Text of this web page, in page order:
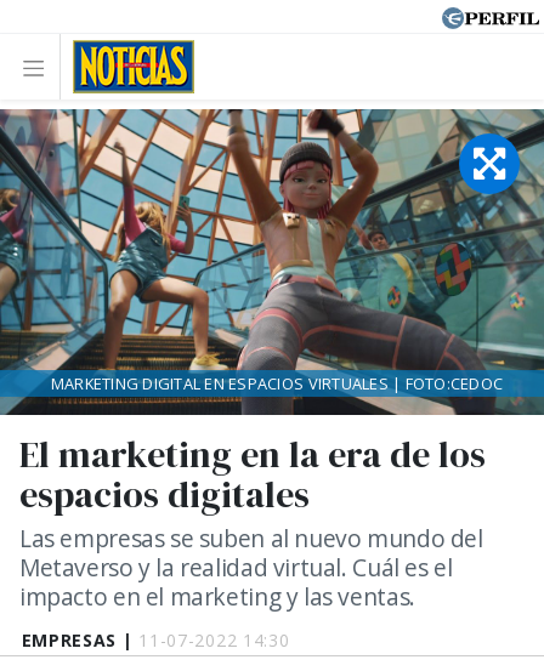
EMPRESAS | 11-07-2022 14:30
El marketing en la era de los
espacios digitales
Las empresas se suben al nuevo mundo del
Metaverso y la realidad virtual. Cuál es el
impacto en el marketing y las ventas.
MARKETING DIGITAL EN ESPACIOS VIRTUALES | FOTO:CEDOC